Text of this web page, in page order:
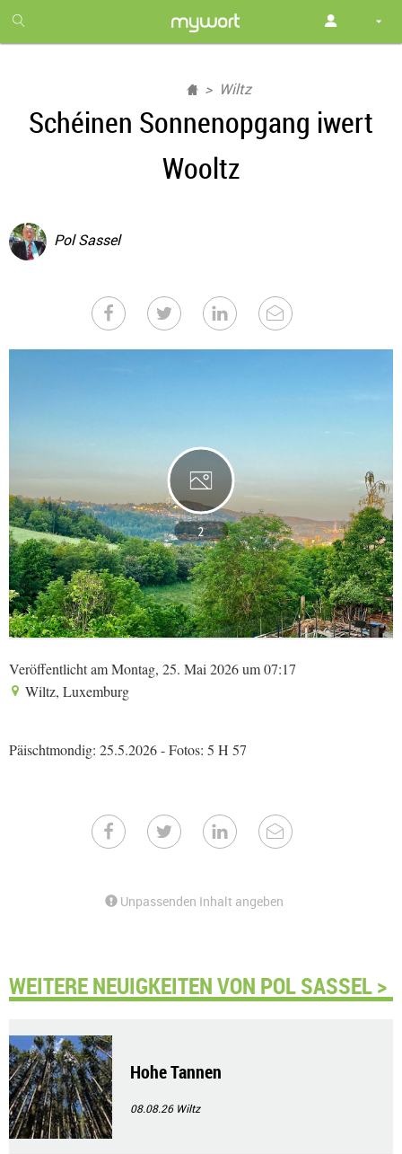
month
free
Wiltz
Schéinen Sonnenopgang iwert
Wooltz
Pol Sassel
2
Veröffentlicht am Montag, 25. Mai 2026 um 07:17
Wiltz, Luxemburg
Päischtmondig: 25.5.2026 - Fotos: 5 H 57
Unpassenden Inhalt angeben
WEITERE NEUIGKEITEN VON POL SASSEL >
Hohe Tannen
08.08.26 Wiltz